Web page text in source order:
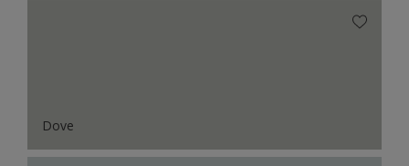
Dove